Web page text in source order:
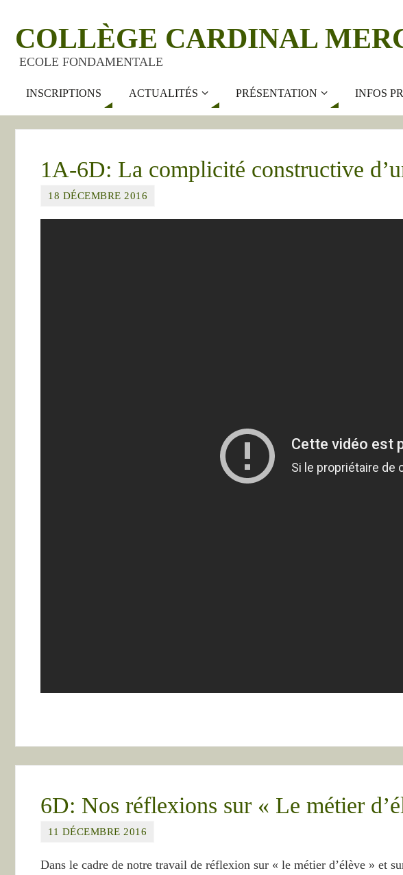
COLLÈGE CARDINAL
ECOLE FONDAMENTALE
INSCRIPTIONS ACTUALITÉS PRÉSENTATION INFOS
1A-6D: La complicité constructive
18 DÉCEMBRE 2016
6D: Nos réflexions sur « Le métier
11 DÉCEMBRE 2016
Dans le cadre de notre travail de réflexion sur « le métier d’élève » et